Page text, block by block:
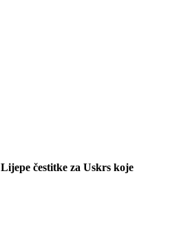
Lijepe čestitke za Uskrs koje